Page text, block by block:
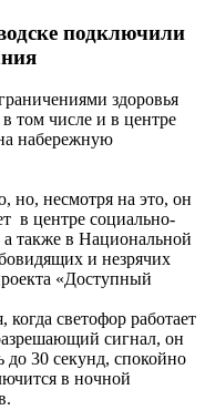
подключили
здоровья
в том числе и в центре
набережную
но, несмотря на это, он
в центре социально-
также в Национальной
и незрячих
«Доступный
светофор работает
сигнал, он
до 30 секунд, спокойно
в ночной